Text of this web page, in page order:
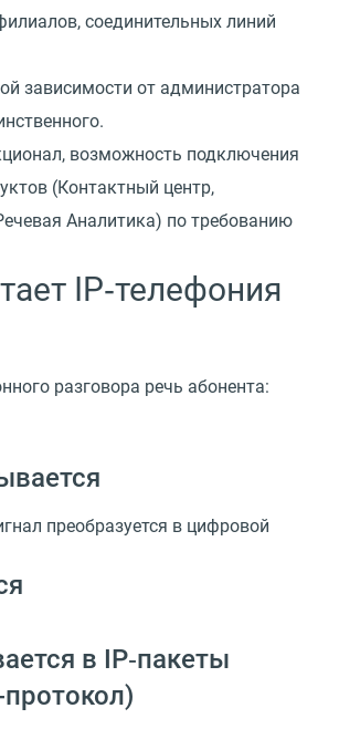
соединительных линий
зависимости от администратора
возможность подключения
(Контактный центр,
Аналитика) по требованию
IP‑телефония
разговора речь абонента:
преобразуется в цифровой
в IP‑пакеты